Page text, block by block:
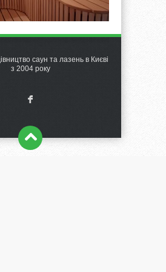
саун та лазень в Києві
з 2004 року
F